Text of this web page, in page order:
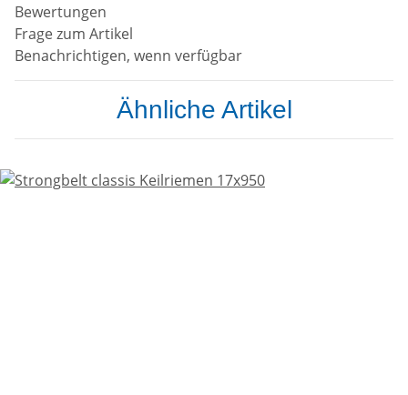
Bewertungen
Frage zum Artikel
Benachrichtigen, wenn verfügbar
Ähnliche Artikel